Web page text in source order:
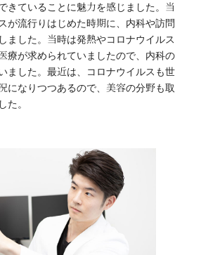
きていることに魅力を感じました。当
が流行りはじめた時期に、内科や訪問
ました。当時は発熱やコロナウイルス
療が求められていましたので、内科の
ました。最近は、コロナウイルスも世
になりつつあるので、美容の分野も取
た。